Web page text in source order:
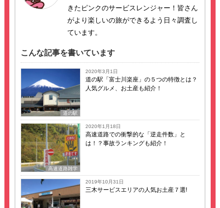
きたピンクのサービスレンジャー！皆さん
がより楽しいの旅ができるよう日々調査し
ています。
こんな記事を書いています
道の駅
2020年3月1日
道の駅「富士川楽座」の５つの特徴とは？
人気グルメ、お土産も紹介！
高速道路雑学
2020年1月18日
高速道路での衝撃的な「逆走件数」と
は！？事故ランキングも紹介！
2019年10月31日
三木サービスエリアの人気お土産７選!